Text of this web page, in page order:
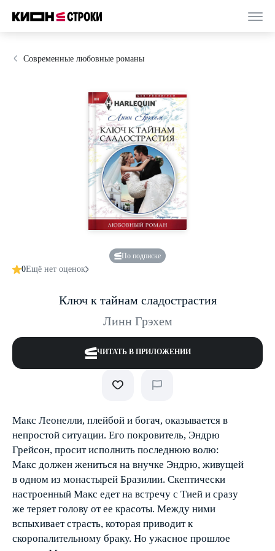
Современные любовные романы
По подписке
0Ещё нет оценок
Ключ к тайнам сладострастия
Линн Грэхем
ЧИТАТЬ В ПРИЛОЖЕНИИ
Макс Леонелли, плейбой и богач, оказывается в
непростой ­ситуации. Его покровитель, Эндрю
Грейсон, просит исполнить последнюю волю:
Макс должен жениться на внучке Эндрю, живущей
в одном из монастырей Бразилии. Скептически
настроенный Макс едет на встречу с Тией и сразу
же теряет голову от ее красоты. Между ними
вспыхивает страсть, которая приводит к
скоропалительному браку. Но ужасное прошлое